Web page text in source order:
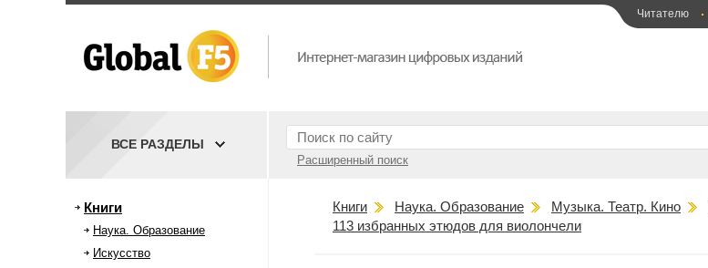
Читателю
Расширенный поиск
ВСЕ РАЗДЕЛЫ
Книги
Наука. Образование
Искусство
Книги Наука. Образование Музыка. Театр. Кино
113 избранных этюдов для виолончели